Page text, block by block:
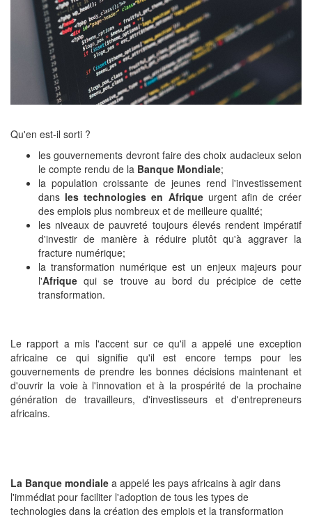
Qu'en est-il sorti ?
les gouvernements devront faire des choix audacieux selon
le compte rendu de la Banque Mondiale;
la population croissante de jeunes rend l'investissement
dans les technologies en Afriqueurgent afin de créer
des emplois plus nombreux et de meilleure qualité;
les niveaux de pauvreté toujours élevés rendent impératif
d'investir de manière à réduire plutôt qu'à aggraver la
fracture numérique;
la transformation numérique est un enjeux majeurs pour
l'Afrique qui se trouve au bord du précipice de cette
transformation.
Le rapport a mis l'accent sur ce qu'il a appelé une exception
africaine ce qui signifie qu'il est encore temps pour les
gouvernements de prendre les bonnes décisions maintenant et
d'ouvrir la voie à l'innovation et à la prospérité de la prochaine
génération de travailleurs, d'investisseurs et d'entrepreneurs
africains.
La Banque mondiale a appelé les pays africains à agir dans
l'immédiat pour faciliter l'adoption de tous les types de
technologies dans la création des emplois et la transformation